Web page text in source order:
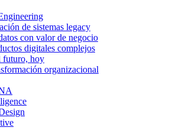
de sistemas legacy
con valor de negocio
digitales complejos
hoy
organizacional